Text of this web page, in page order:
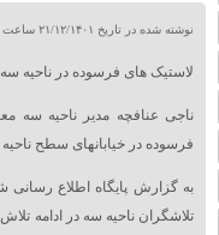
نوشته شده در تاریخ ۲۱/۱۲/۱۴۰۱ ساعت ۰۷:۲۵ |
لاستیک های فرسوده در
ناجی عنافچه مدیر ناحیه سه
فرسوده در خیابانهای سطح ناحیه
به گزارش پایگاه اطلاع
تلاشگران ناحیه سه در ادامه